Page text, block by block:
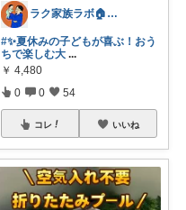
ラク家族ラボ🏠️30代子育てパパルーム
#✨夏休みの子どもが喜ぶ！おう
ちで楽しむ大 ...
￥ 4,480
0 0 54
コレ いいね